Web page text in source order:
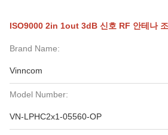
ISO9000 2in 1out 3dB 신호 RF 안테나
Brand Name:
Vinncom
Model Number:
VN-LPHC2x1-05560-OP